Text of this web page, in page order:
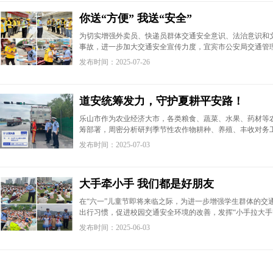
你送“方便” 我送“安全”
为切实增强外卖员、快递员群体交通安全意识、法治意识
事故，进一步加大交通安全宣传力度，宜宾市公安局交通管
发布时间：2025-07-26
道安统筹发力，守护夏耕平安路！
乐山市作为农业经济大市，各类粮食、蔬菜、水果、药材
筹部署，周密分析研判季节性农作物耕种、养殖、丰收对务
发布时间：2025-07-03
大手牵小手 我们都是好朋友
在“六一”儿童节即将来临之际，为进一步增强学生群体的
出行习惯，促进校园交通安全环境的改善，发挥“小手拉大
发布时间：2025-06-03